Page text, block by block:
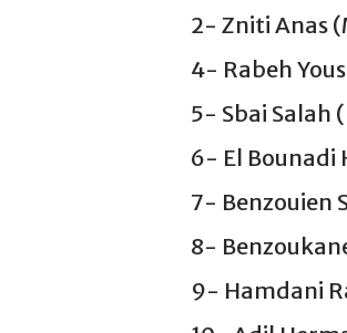
2- Zniti Anas
4- Rabeh
5- Sbai Salah
6- El Bounadi
7- Benzouien
8-
9- Hamdani